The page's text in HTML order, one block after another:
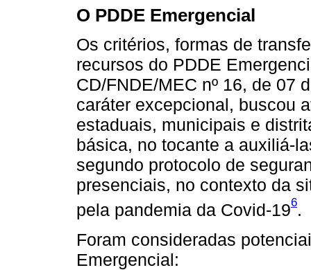
O PDDE Emergencial
Os critérios, formas de
recursos do PDDE
CD/FNDE/MEC nº 16, de 07
caráter excepcional, buscou
estaduais, municipais e
básica, no tocante a auxiliá-
segundo protocolo de
presenciais, no contexto da
pela pandemia da Covid-196.
Foram consideradas
Emergencial: